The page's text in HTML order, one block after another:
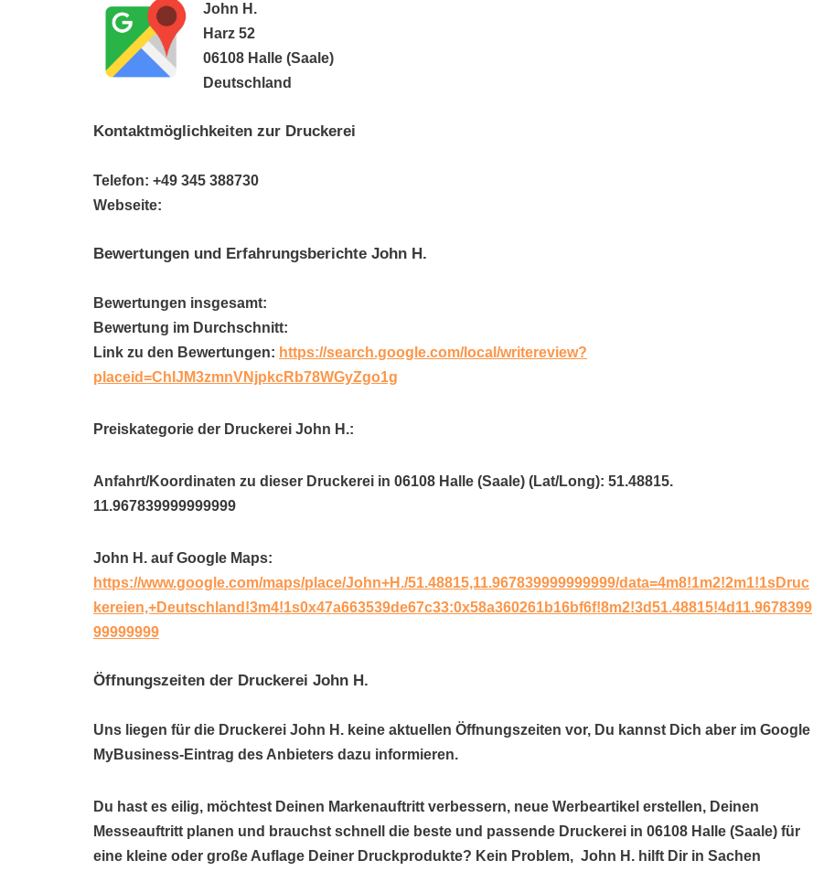
John H.
Harz 52
06108 Halle (Saale)
Deutschland
Kontaktmöglichkeiten zur Druckerei
Telefon: +49 345 388730
Webseite:
Bewertungen und Erfahrungsberichte John H.
Bewertungen insgesamt:
Bewertung im Durchschnitt:
Link zu den Bewertungen: https://search.google.com/local/writereview?
placeid=ChIJM3zmnVNjpkcRb78WGyZgo1g
Preiskategorie der Druckerei John H.:
Anfahrt/Koordinaten zu dieser Druckerei in 06108 Halle (Saale) (Lat/Long): 51.48815.
11.967839999999999
John H. auf Google Maps:
https://www.google.com/maps/place/John+H./51.48815,11.967839999999999/data=4m8!1m2!2m1!1sDruc
kereien,+Deutschland!3m4!1s0x47a663539de67c33:0x58a360261b16bf6f!8m2!3d51.48815!4d11.9678399
99999999
Öffnungszeiten der Druckerei John H.
Uns liegen für die Druckerei John H. keine aktuellen Öffnungszeiten vor, Du kannst Dich aber im Google
MyBusiness-Eintrag des Anbieters dazu informieren.
Du hast es eilig, möchtest Deinen Markenauftritt verbessern, neue Werbeartikel erstellen, Deinen
Messeauftritt planen und brauchst schnell die beste und passende Druckerei in 06108 Halle (Saale) für
eine kleine oder große Auflage Deiner Druckprodukte? Kein Problem, John H. hilft Dir in Sachen